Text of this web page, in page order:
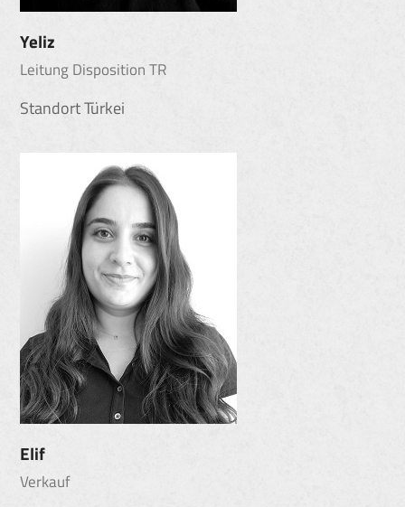
Yeliz
Leitung Disposition TR
Standort Türkei
Elif
Verkauf